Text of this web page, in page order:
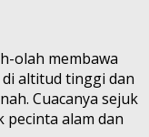
olah membawa
altitud tinggi dan
Cuacanya sejuk
alam dan